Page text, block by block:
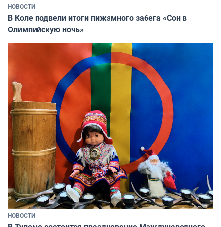
НОВОСТИ
В Коле подвели итоги пижамного забега «Сон в
Олимпийскую ночь»
НОВОСТИ